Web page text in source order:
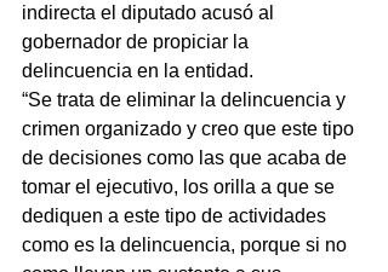
indirecta el diputado acusó al
gobernador de propiciar la
delincuencia en la entidad.
“Se trata de eliminar la delincuencia y
crimen organizado y creo que este tipo
de decisiones como las que acaba de
tomar el ejecutivo, los orilla a que se
dediquen a este tipo de actividades
como es la delincuencia, porque si no